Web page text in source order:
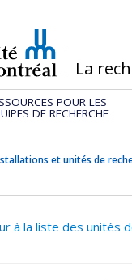
/La
POUR LES
DE RECHERCHE
et unités de
à la liste des unités